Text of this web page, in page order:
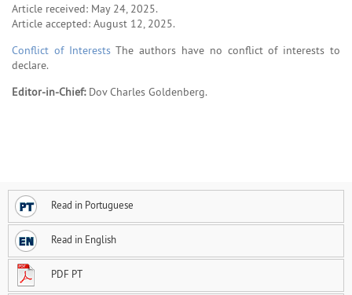
Article received: May 24, 2025.
Article accepted: August 12, 2025.
Conflict of InterestsThe authors have no conflict of interests to
declare.
Editor-in-Chief:Dov Charles Goldenberg.
Read in Portuguese
Read in English
PDF PT